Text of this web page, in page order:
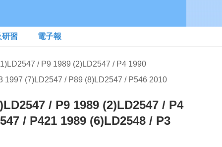
研習 電子報
/ P9 1989 (2)LD2547 / P4 1990
1997 (7)LD2547 / P89 (8)LD2547 / P546 2010
/ P9 1989 (2)LD2547 / P4
/ P421 1989 (6)LD2548 / P3